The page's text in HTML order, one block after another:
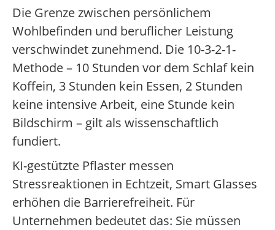
Die Grenze zwischen persönlichem
Wohlbefinden und beruflicher Leistung
verschwindet zunehmend. Die 10-3-2-1-
Methode – 10 Stunden vor dem Schlaf kein
Koffein, 3 Stunden kein Essen, 2 Stunden
keine intensive Arbeit, eine Stunde kein
Bildschirm – gilt als wissenschaftlich
fundiert.
KI-gestützte Pflaster messen
Stressreaktionen in Echtzeit, Smart Glasses
erhöhen die Barrierefreiheit. Für
Unternehmen bedeutet das: Sie müssen